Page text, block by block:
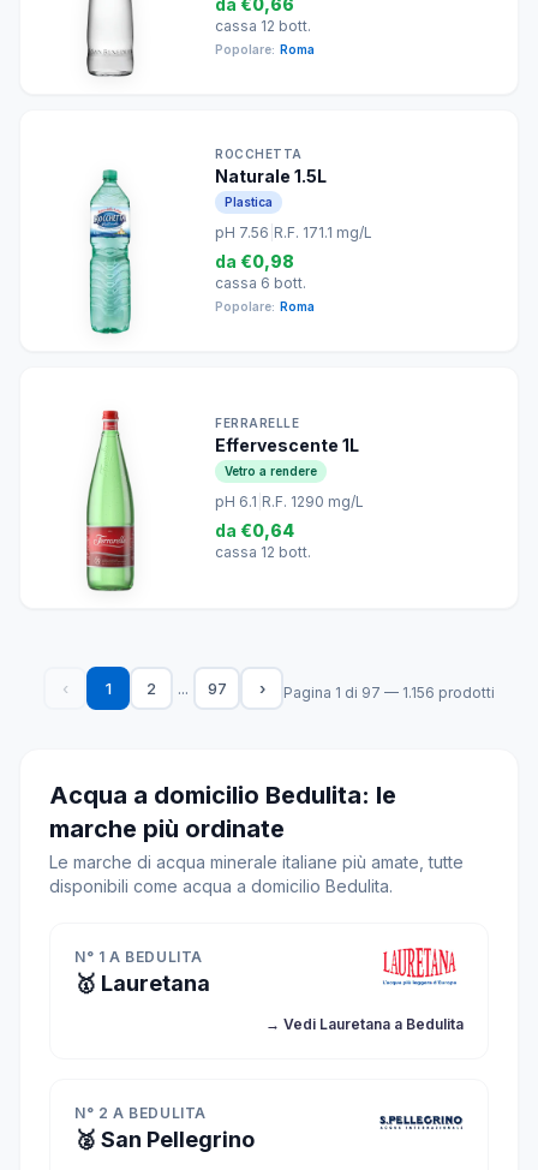
da €0,66
cassa 12 bott.
Popolare: Roma
ROCCHETTA
Naturale 1.5L
Plastica
pH 7.56 R.F. 171.1 mg/L
da €0,98
cassa 6 bott.
Popolare: Roma
FERRARELLE
Effervescente 1L
Vetro a rendere
pH 6.1 R.F. 1290 mg/L
da €0,64
cassa 12 bott.
‹ 1 2 ... 97 › Pagina 1 di 97 — 1.156 prodotti
Acqua a domicilio Bedulita: le
marche più ordinate
Le marche di acqua minerale italiane più amate, tutte
disponibili come acqua a domicilio Bedulita.
N° 1 A BEDULITA
🥇 Lauretana
→ Vedi Lauretana a Bedulita
N° 2 A BEDULITA
🥈 San Pellegrino